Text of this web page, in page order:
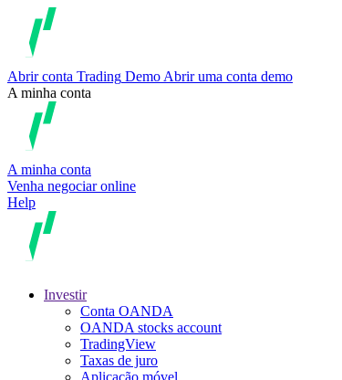
Abrir conta Trading Demo Abrir uma conta demo
A minha conta
A minha conta
Venha negociar online
Help
Investir
Conta OANDA
OANDA stocks account
TradingView
Taxas de juro
Aplicação móvel